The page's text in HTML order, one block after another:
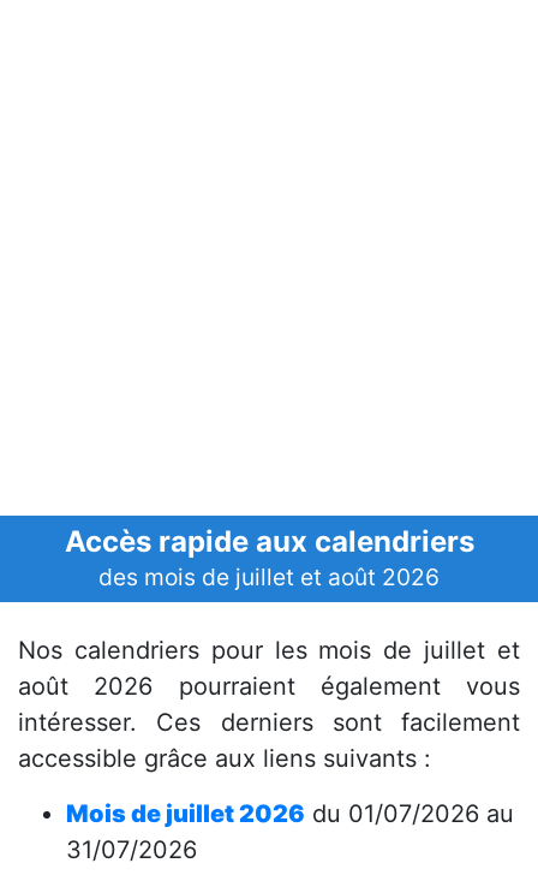
Accès rapide aux calendriers
des mois de juillet et août 2026
Nos calendriers pour les mois de juillet et
août 2026 pourraient également vous
intéresser. Ces derniers sont facilement
accessible grâce aux liens suivants :
Mois de juillet 2026 du 01/07/2026 au
31/07/2026